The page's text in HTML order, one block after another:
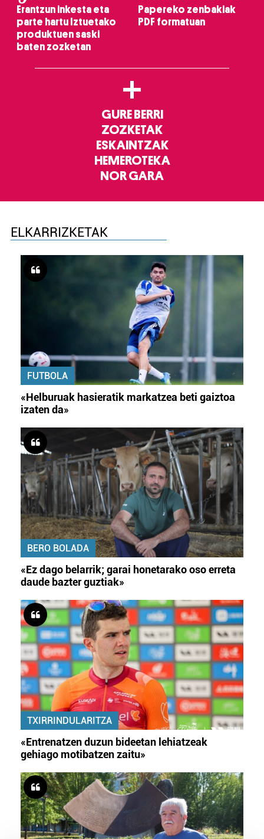
Erantzun inkesta eta
parte hartu Iztuetako
produktuen saski
baten zozketan
Papereko zenbakiak
PDF formatuan
+
GURE BERRI
ZOZKETAK
ESKAINTZAK
HEMEROTEKA
NOR GARA
ELKARRIZKETAK
FUTBOLA
«Helburuak hasieratik markatzea beti gaiztoa
izaten da»
BERO BOLADA
«Ez dago belarrik; garai honetarako oso erreta
daude bazter guztiak»
TXIRRINDULARITZA
«Entrenatzen duzun bideetan lehiatzeak
gehiago motibatzen zaitu»